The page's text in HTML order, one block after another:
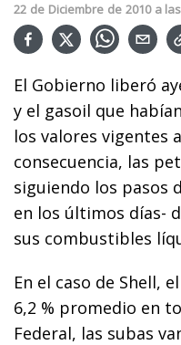
22 de Diciembre de 2010 a las
El Gobierno liberó
y el gasoil que
los valores vigentes
consecuencia, las
siguiendo los pasos
en los últimos días-
sus combustibles
En el caso de Shell,
6,2 % promedio en
Federal, las subas